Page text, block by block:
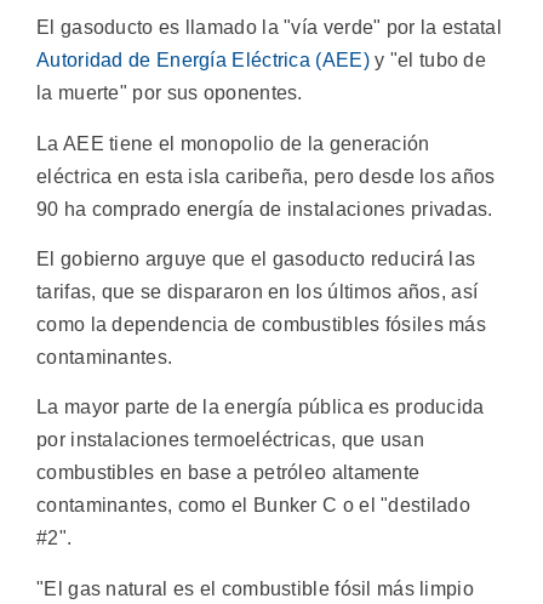
El gasoducto es llamado la "vía verde" por la estatal
Autoridad de Energía Eléctrica (AEE)y "el tubo de
la muerte" por sus oponentes.
La AEE tiene el monopolio de la generación
eléctrica en esta isla caribeña, pero desde los años
90 ha comprado energía de instalaciones privadas.
El gobierno arguye que el gasoducto reducirá las
tarifas, que se dispararon en los últimos años, así
como la dependencia de combustibles fósiles más
contaminantes.
La mayor parte de la energía pública es producida
por instalaciones termoeléctricas, que usan
combustibles en base a petróleo altamente
contaminantes, como el Bunker C o el "destilado
#2".
"El gas natural es el combustible fósil más limpio